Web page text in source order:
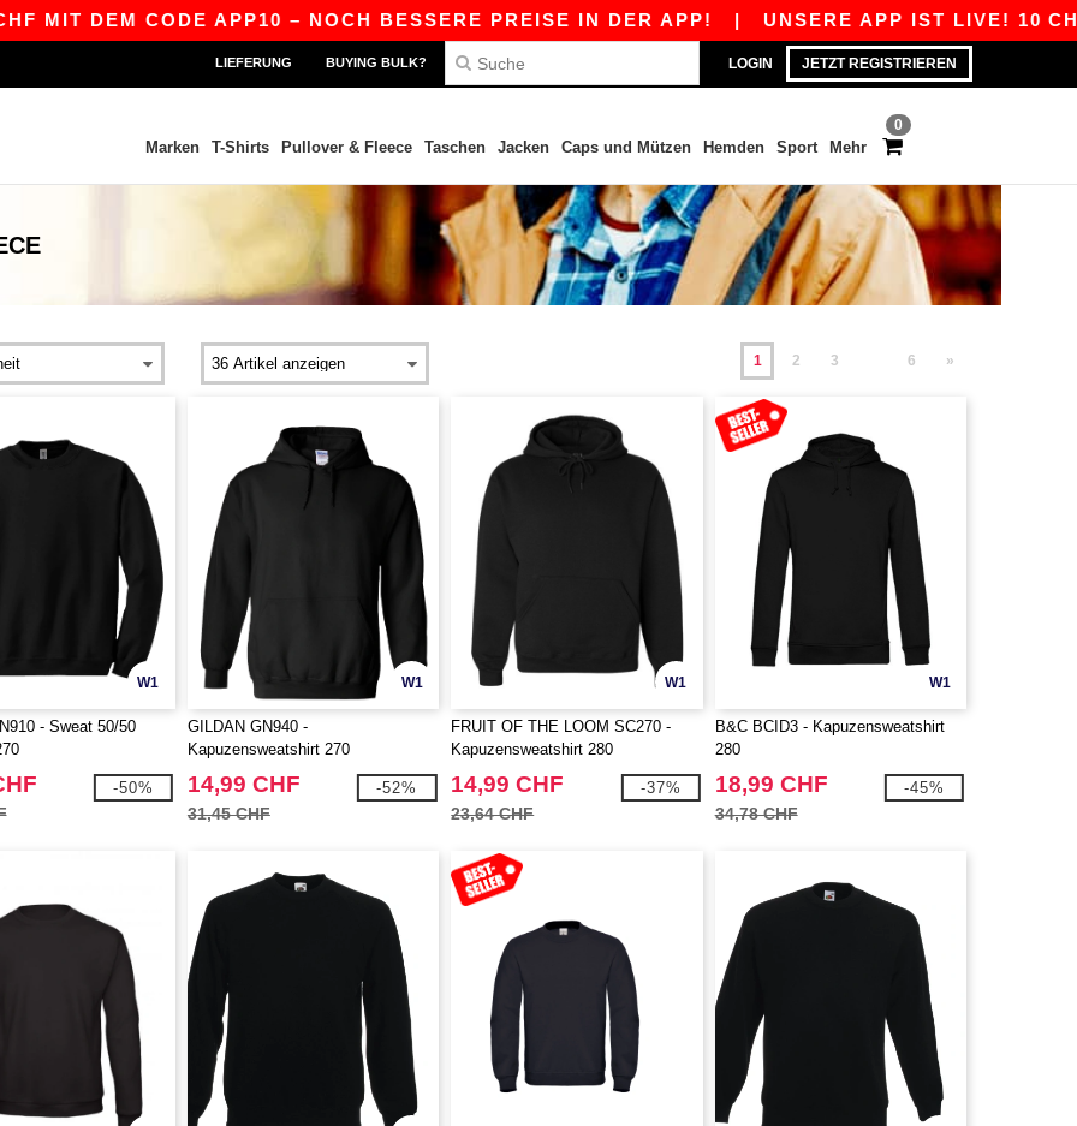
CODE APP10 – NOCH BESSERE PREISE IN DER APP!|UNSERE APP IST LIVE! 10 CHF
LOGIN JETZT REGISTRIEREN
LIEFERUNG BUYING BULK?
0
Marken T-Shirts Pullover & Fleece Taschen Jacken Caps und Mützen Hemden Sport Mehr
1 2 3 6 »
W1
- Sweat 50/50
-50%
W1
GILDAN GN940 -
Kapuzensweatshirt 270
14,99 CHF
31,45 CHF
-52%
W1
FRUIT OF THE LOOM SC270 -
Kapuzensweatshirt 280
14,99 CHF
23,64 CHF
-37%
W1
B&C BCID3 - Kapuzensweatshirt
280
18,99 CHF
34,78 CHF
-45%